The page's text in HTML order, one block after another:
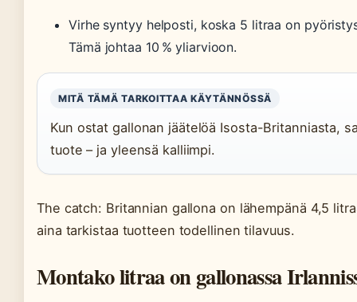
Virhe syntyy helposti, koska 5 litraa on
Tämä johtaa 10 % yliarvioon.
MITÄ TÄMÄ TARKOITTAA KÄYTÄNNÖSSÄ
Kun ostat gallonan jäätelöä Isosta-Britanniasta,
tuote – ja yleensä kalliimpi.
The catch: Britannian gallona on lähempänä 4,5
aina tarkistaa tuotteen todellinen tilavuus.
Montako litraa on gallonassa